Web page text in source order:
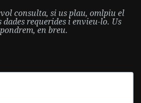
consulta, si us plau, omlpiu el
requerides i envieu-lo. Us
en breu.